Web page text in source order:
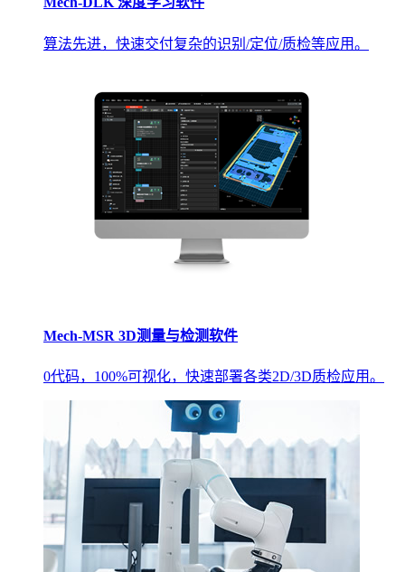
算法先进，快速交付复杂的识别/定位/质检等应用。
Mech-MSR 3D测量与检测软件
0代码，100%可视化，快速部署各类2D/3D质检应用。